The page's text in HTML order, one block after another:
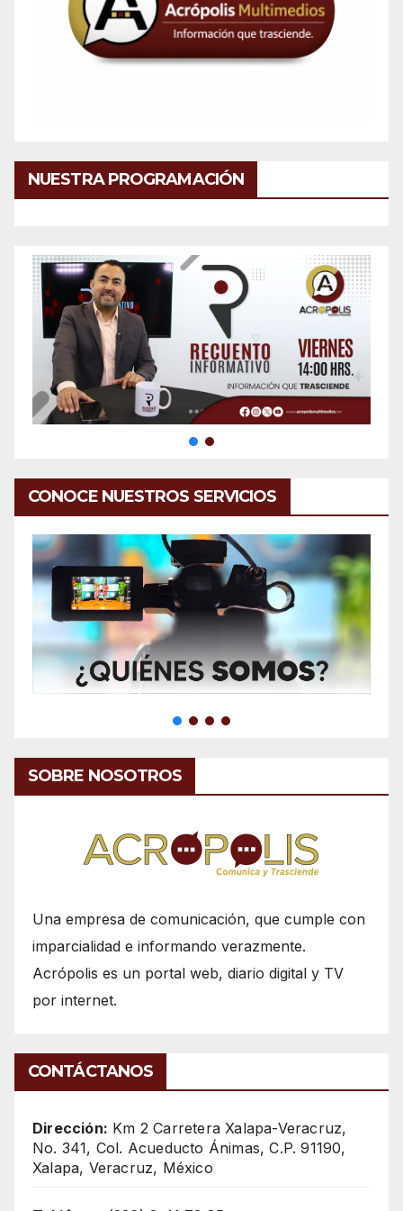
NUESTRA PROGRAMACIÓN
CONOCE NUESTROS SERVICIOS
SOBRE NOSOTROS
Una empresa de comunicación, que cumple con
imparcialidad e informando verazmente.
Acrópolis es un portal web, diario digital y TV
por internet.
CONTÁCTANOS
Dirección: Km 2 Carretera Xalapa-Veracruz,
No. 341, Col. Acueducto Ánimas, C.P. 91190,
Xalapa, Veracruz, México